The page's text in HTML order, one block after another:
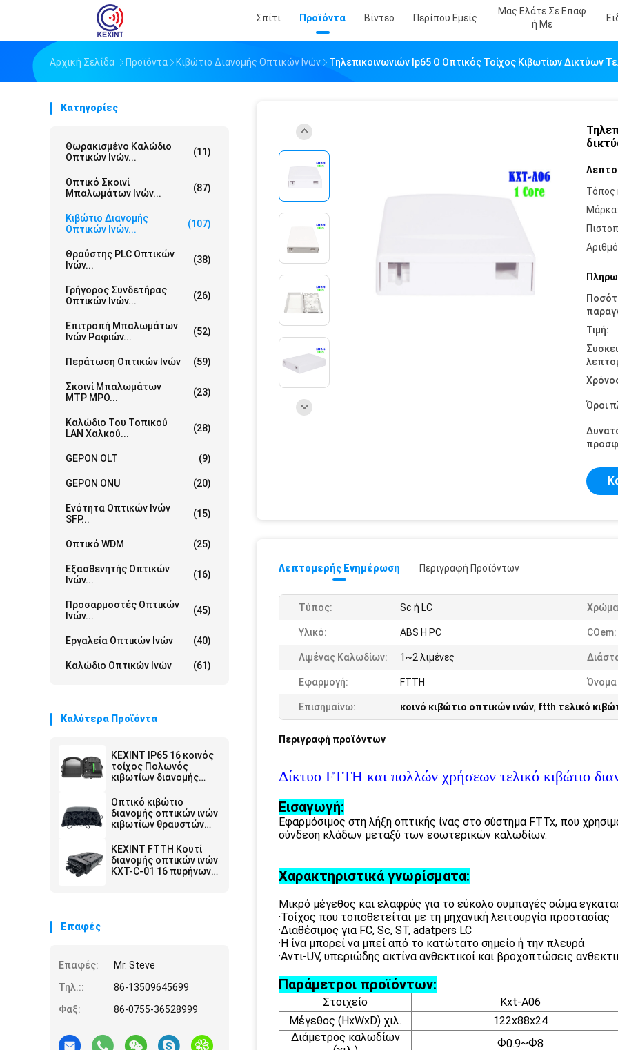
Σπίτι Προϊόντα Βίντεο Περίπου Εμείς
Μας Ελάτε Σε Επαφ
Ή Με
Αρχική Σελίδα Προϊόντα Κιβώτιο Διανομής Οπτικών Ινών Τηλεπικοινωνιών Ip65 Ο Οπτικός Τοίχος Κιβωτίων Δικτύων
Κατηγορίες
Θωρακισμένο Καλώδιο
Οπτικών Ινών...
(11)
Οπτικό Σκοινί
Μπαλωμάτων Ινών...
(87)
Κιβώτιο Διανομής
Οπτικών Ινών...
(107)
Θραύστης PLC Οπτικών
Ινών...
(38)
Γρήγορος Συνδετήρας
Οπτικών Ινών...
(26)
Επιτροπή Μπαλωμάτων
Ινών Ραφιών...
(52)
Περάτωση Οπτικών Ινών (59)
Σκοινί Μπαλωμάτων
MTP MPO...
(23)
Καλώδιο Του Τοπικού
LAN Χαλκού...
(28)
GEPON OLT (9)
GEPON ONU (20)
Ενότητα Οπτικών Ινών
SFP...
(15)
Οπτικό WDM (25)
Εξασθενητής Οπτικών
Ινών...
(16)
Προσαρμοστές Οπτικών
Ινών...
(45)
Εργαλεία Οπτικών Ινών (40)
Καλώδιο Οπτικών Ινών (61)
Καλύτερα Προϊόντα
KEXINT IP65 16 κοινός
τοίχος Πολωνός
κιβωτίων διανομής
συναρμογών οπτικής
ίνας λιμένων
τοποθέτησε
Οπτικό κιβώτιο
διανομής οπτικών ινών
κιβωτίων θραυστών
Sc Preconnected
KEXINT FTTH Κουτί
διανομής οπτικών ινών
KXT-C-01 16 πυρήνων
Επαφές
Επαφές:
Mr. Steve
Τηλ.::
86-13509645699
Φαξ:
86-0755-36528999
Τόπος
Μάρκα:
Τιμή:
Όροι
Λεπτομερής Ενημέρωση Περιγραφή Προϊόντων
Τύπος: Sc ή LC
Υλικό: ABS Η PC COem:
Λιμένας Καλωδίων: 1~2 λιμένες
Εφαρμογή: FTTH Όνομα
Επισημαίνω: κοινό κιβώτιο οπτικών ινών, ftth τελικό
Περιγραφή προϊόντων
Δίκτυο FTTH και πολλών χρήσεων τελικό κιβώτιο
Εισαγωγή:
Εφαρμόσιμος στη λήξη οπτικής ίνας στο σύστημα FTTx, που
σύνδεση κλάδων μεταξύ των εσωτερικών καλωδίων.
Χαρακτηριστικά γνωρίσματα:
Μικρό μέγεθος και ελαφρύς για το εύκολο συμπαγές σώμα
·Τοίχος που τοποθετείται με τη μηχανική λειτουργία προστασίας
·Διαθέσιμος για FC, Sc, ST, adatpers LC
·Η ίνα μπορεί να μπεί από το κατώτατο σημείο ή την πλευρά
·Αντι-UV, υπεριώδης ακτίνα ανθεκτικοί και βροχοπτώσεις
Παράμετροι προϊόντων:
Στοιχείο
Kxt-A06
Μέγεθος (HxWxD) χιλ.
122x88x24
Διάμετρος καλωδίων
Ф0.9~Ф8